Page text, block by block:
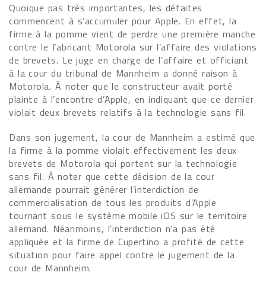
Quoique pas très importantes, les défaites
commencent à s’accumuler pour Apple. En effet, la
firme à la pomme vient de perdre une première manche
contre le fabricant Motorola sur l’affaire des violations
de brevets. Le juge en charge de l’affaire et officiant
à la cour du tribunal de Mannheim a donné raison à
Motorola. À noter que le constructeur avait porté
plainte à l’encontre d’Apple, en indiquant que ce dernier
violait deux brevets relatifs à la technologie sans fil.
Dans son jugement, la cour de Mannheim a estimé que
la firme à la pomme violait effectivement les deux
brevets de Motorola qui portent sur la technologie
sans fil. À noter que cette décision de la cour
allemande pourrait générer l’interdiction de
commercialisation de tous les produits d’Apple
tournant sous le système mobile iOS sur le territoire
allemand. Néanmoins, l’interdiction n’a pas été
appliquée et la firme de Cupertino a profité de cette
situation pour faire appel contre le jugement de la
cour de Mannheim.